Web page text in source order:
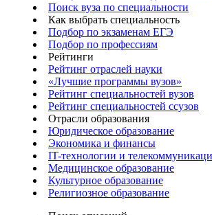
Поиск вуза по специальности
Как выбрать специальность
Подбор по экзаменам ЕГЭ
Подбор по профессиям
Рейтинги
Рейтинг отраслей науки
«Лучшие программы вузов»
Рейтинг специальностей вузов
Рейтинг специальностей ссузов
Отрасли образования
Юридическое образование
Экономика и финансы
IT-технологии и
Медицинское образование
Культурное образование
Религиозное образование